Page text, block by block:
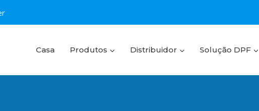
Casa Produtos Distribuidor Solução DPF